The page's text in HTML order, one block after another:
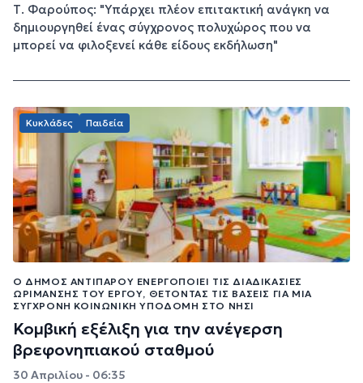
Τ. Φαρούπος: "Υπάρχει πλέον επιτακτική ανάγκη να
δημιουργηθεί ένας σύγχρονος πολυχώρος που να
μπορεί να φιλοξενεί κάθε είδους εκδήλωση"
Κυκλάδες Παιδεία
Ο ΔΉΜΟΣ ΑΝΤΙΠΆΡΟΥ ΕΝΕΡΓΟΠΟΙΕΊ ΤΙΣ ΔΙΑΔΙΚΑΣΊΕΣ
ΩΡΊΜΑΝΣΗΣ ΤΟΥ ΈΡΓΟΥ, ΘΈΤΟΝΤΑΣ ΤΙΣ ΒΆΣΕΙΣ ΓΙΑ ΜΊΑ
ΣΎΓΧΡΟΝΗ ΚΟΙΝΩΝΙΚΉ ΥΠΟΔΟΜΉ ΣΤΟ ΝΗΣΊ
Κομβική εξέλιξη για την ανέγερση
βρεφονηπιακού σταθμού
30 Απριλίου - 06:35